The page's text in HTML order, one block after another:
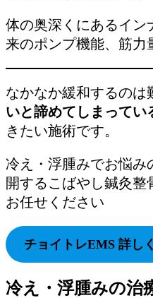
体の奥深くにあるイン
来のポンプ機能、筋力
なかなか緩和するのは
いと諦めてしまってい
きたい施術です。
冷え・浮腫みでお悩み
開するこばやし鍼灸整
お任せください
チョイトレEMS 詳し
冷え・浮腫みの